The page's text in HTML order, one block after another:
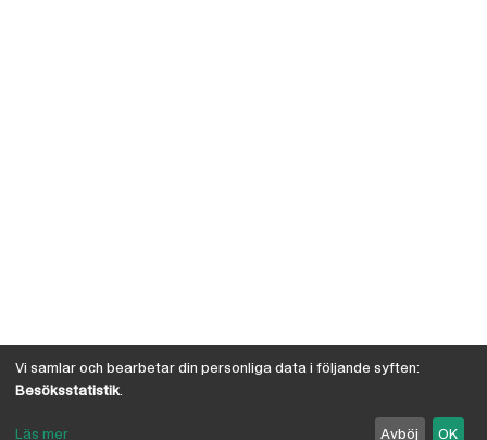
Vi samlar och bearbetar din personliga data i följande syften:
Besöksstatistik.
Läs mer Avböj OK